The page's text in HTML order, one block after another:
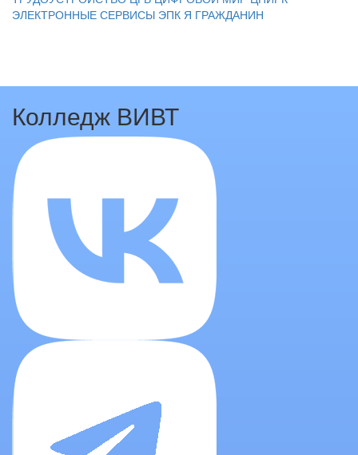
ЭЛЕКТРОННЫЕ СЕРВИСЫ ЭПК Я ГРАЖДАНИН
Колледж ВИВТ